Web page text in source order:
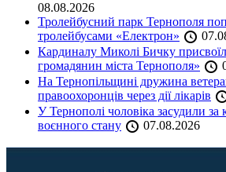
08.08.2026
Тролейбусний парк Тернополя
тролейбусами «Електрон»
Кардиналу Миколі Бичку
громадянин міста Тернополя»
На Тернопільщині дружина
правоохоронців через дії лікарів
У Тернополі чоловіка засудили за
воєнного стану
07.08.2026